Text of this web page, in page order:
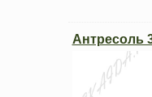
Антресоль